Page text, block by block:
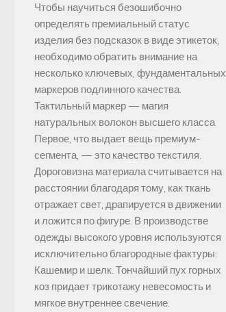
Чтобы научиться безошибочно
определять премиальный статус
изделия без подсказок в виде этикеток,
необходимо обратить внимание на
несколько ключевых, фундаментальных
маркеров подлинного качества.
Тактильный маркер — магия
натуральных волокон высшего класса
Первое, что выдает вещь премиум-
сегмента, — это качество текстиля.
Дороговизна материала считывается на
расстоянии благодаря тому, как ткань
отражает свет, драпируется в движении
и ложится по фигуре. В производстве
одежды высокого уровня используются
исключительно благородные фактуры:
Кашемир и шелк. Тончайший пух горных
коз придает трикотажу невесомость и
мягкое внутреннее свечение.